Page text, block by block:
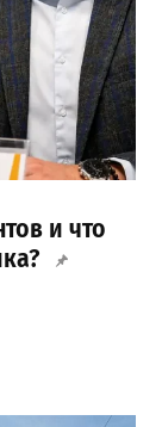
и что